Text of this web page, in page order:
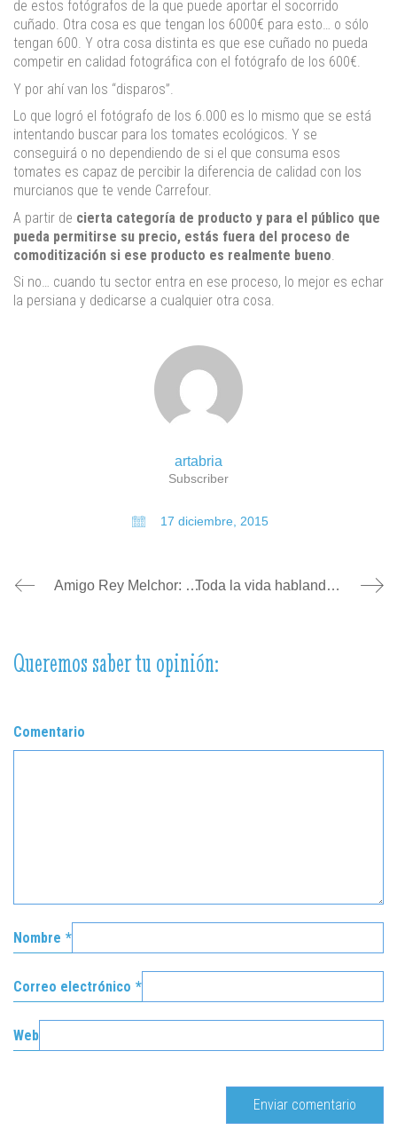
de estos fotógrafos de la que puede aportar el socorrido
cuñado. Otra cosa es que tengan los 6000€ para esto… o sólo
tengan 600. Y otra cosa distinta es que ese cuñado no pueda
competir en calidad fotográfica con el fotógrafo de los 600€.
Y por ahí van los “disparos”.
Lo que logró el fotógrafo de los 6.000 es lo mismo que se está
intentando buscar para los tomates ecológicos. Y se
conseguirá o no dependiendo de si el que consuma esos
tomates es capaz de percibir la diferencia de calidad con los
murcianos que te vende Carrefour.
A partir de cierta categoría de producto y para el público que
pueda permitirse su precio, estás fuera del proceso de
comoditización si ese producto es realmente bueno
Si no… cuando tu sector entra en ese proceso, lo mejor es echar
la persiana y dedicarse a cualquier otra cosa.
artabria
Subscriber
17 diciembre, 2015
Amigo Rey Melchor: quiero una nueva web Toda la vida hablando de segmentar público… ¿y ahora me dices que son los clientes los que me segmentan a mí?
Queremos saber tu opinión:
Comentario
Nombre *
Correo electrónico *
Web